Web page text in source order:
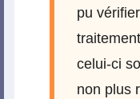
pu
celui-ci
non plus